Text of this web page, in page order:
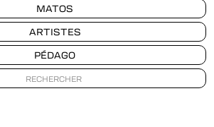
MATOS
ARTISTES
PÉDAGO